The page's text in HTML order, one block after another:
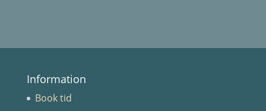
Information
Book tid